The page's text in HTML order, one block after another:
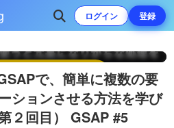
ログイン 登録
ム会員限定動画です。
会員の登録をする
Play
Video
で、簡単に複数の要
ションさせる方法を学び
２回目） GSAP #5